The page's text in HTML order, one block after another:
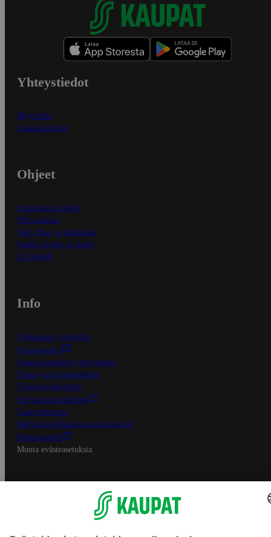
Yhteystiedot
Myymälät
Asiakaspalvelu
Ohjeet
Ensitilaajan ohjeet
Näin maksat
Näin tilaat ja muokkaat
Kaikki ohjeet ja vinkit
In English
Info
S-Business yrityksille
Oiva-raportit
Osuuskauppojen yhteystiedot
Tilaus- ja toimitusehdot
Tietosuojakäytäntö
Palvelun käyttöehdot
Saavutettavuus
Mobiilisovelluksen saavutettavuus
Mainostajalle
Muuta evästeasetuksia
S-ryhmän palvelut